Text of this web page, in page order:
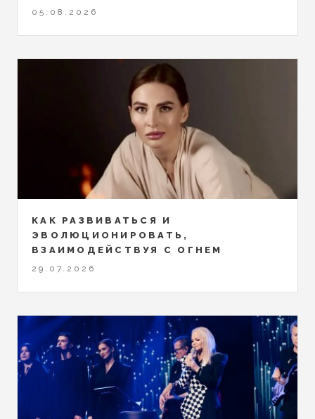
05.08.2026
КАК РАЗВИВАТЬСЯ И
ЭВОЛЮЦИОНИРОВАТЬ,
ВЗАИМОДЕЙСТВУЯ С ОГНЕМ
29.07.2026